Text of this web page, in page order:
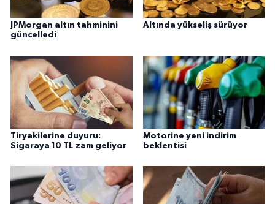
JPMorgan altın tahminini
güncelledi
Altında yükseliş sürüyor
Tiryakilerine duyuru:
Sigaraya 10 TL zam geliyor
Motorine yeni indirim
beklentisi